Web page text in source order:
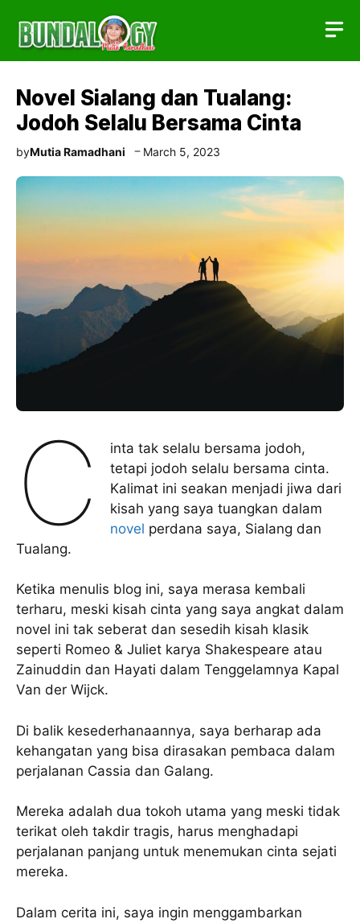
content
Novel Sialang dan Tualang:
Jodoh Selalu Bersama Cinta
byMutia Ramadhani March 5, 2023
C
inta tak selalu bersama jodoh,
tetapi jodoh selalu bersama cinta.
Kalimat ini seakan menjadi jiwa dari
kisah yang saya tuangkan dalam
novel perdana saya, Sialang dan
Tualang.
Ketika menulis blog ini, saya merasa kembali
terharu, meski kisah cinta yang saya angkat dalam
novel ini tak seberat dan sesedih kisah klasik
seperti Romeo & Juliet karya Shakespeare atau
Zainuddin dan Hayati dalam Tenggelamnya Kapal
Van der Wijck.
Di balik kesederhanaannya, saya berharap ada
kehangatan yang bisa dirasakan pembaca dalam
perjalanan Cassia dan Galang.
Mereka adalah dua tokoh utama yang meski tidak
terikat oleh takdir tragis, harus menghadapi
perjalanan panjang untuk menemukan cinta sejati
mereka.
Dalam cerita ini, saya ingin menggambarkan